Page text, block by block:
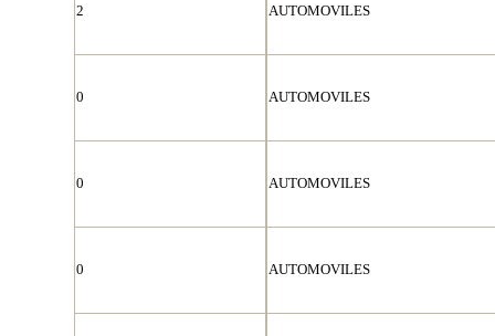
2 AUTOMOVILES
0 AUTOMOVILES
0 AUTOMOVILES
0 AUTOMOVILES